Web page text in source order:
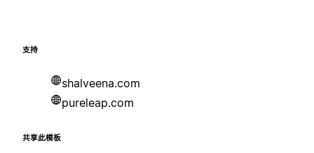
支持
shalveena.com
pureleap.com
共享此模板